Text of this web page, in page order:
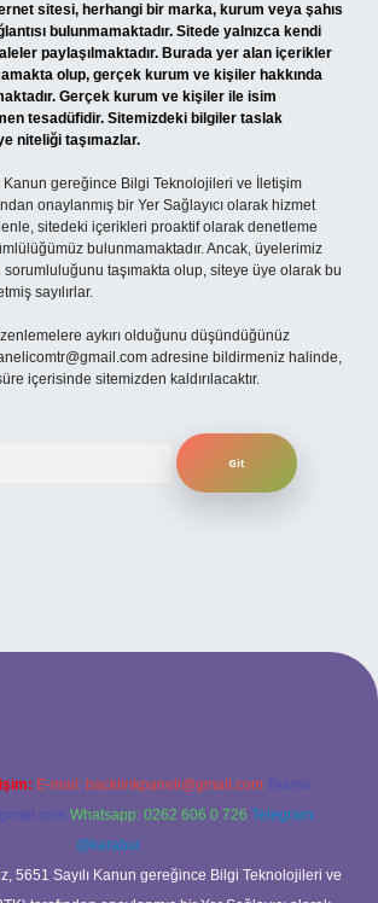
sitesi, herhangi bir marka, kurum veya şahıs
bulunmamaktadır. Sitede yalnızca kendi
paylaşılmaktadır. Burada yer alan içerikler
olup, gerçek kurum ve kişiler hakkında
Gerçek kurum ve kişiler ile isim
tesadüfidir. Sitemizdeki bilgiler taslak
niteliği taşımazlar.
Kanun gereğince Bilgi Teknolojileri ve İletişim
onaylanmış bir Yer Sağlayıcı olarak hizmet
sitedeki içerikleri proaktif olarak denetleme
bulunmamaktadır. Ancak, üyelerimiz
sorumluluğunu taşımakta olup, siteye üye olarak bu
sayılırlar.
aykırı olduğunu düşündüğünüz
adresine bildirmeniz halinde,
içerisinde sitemizden kaldırılacaktır.
E-mail: backlinkpaneli@gmail.com Teams:
Whatsapp: 0262 606 0 726 Telegram:
@karabul
5651 Sayılı Kanun gereğince Bilgi Teknolojileri ve